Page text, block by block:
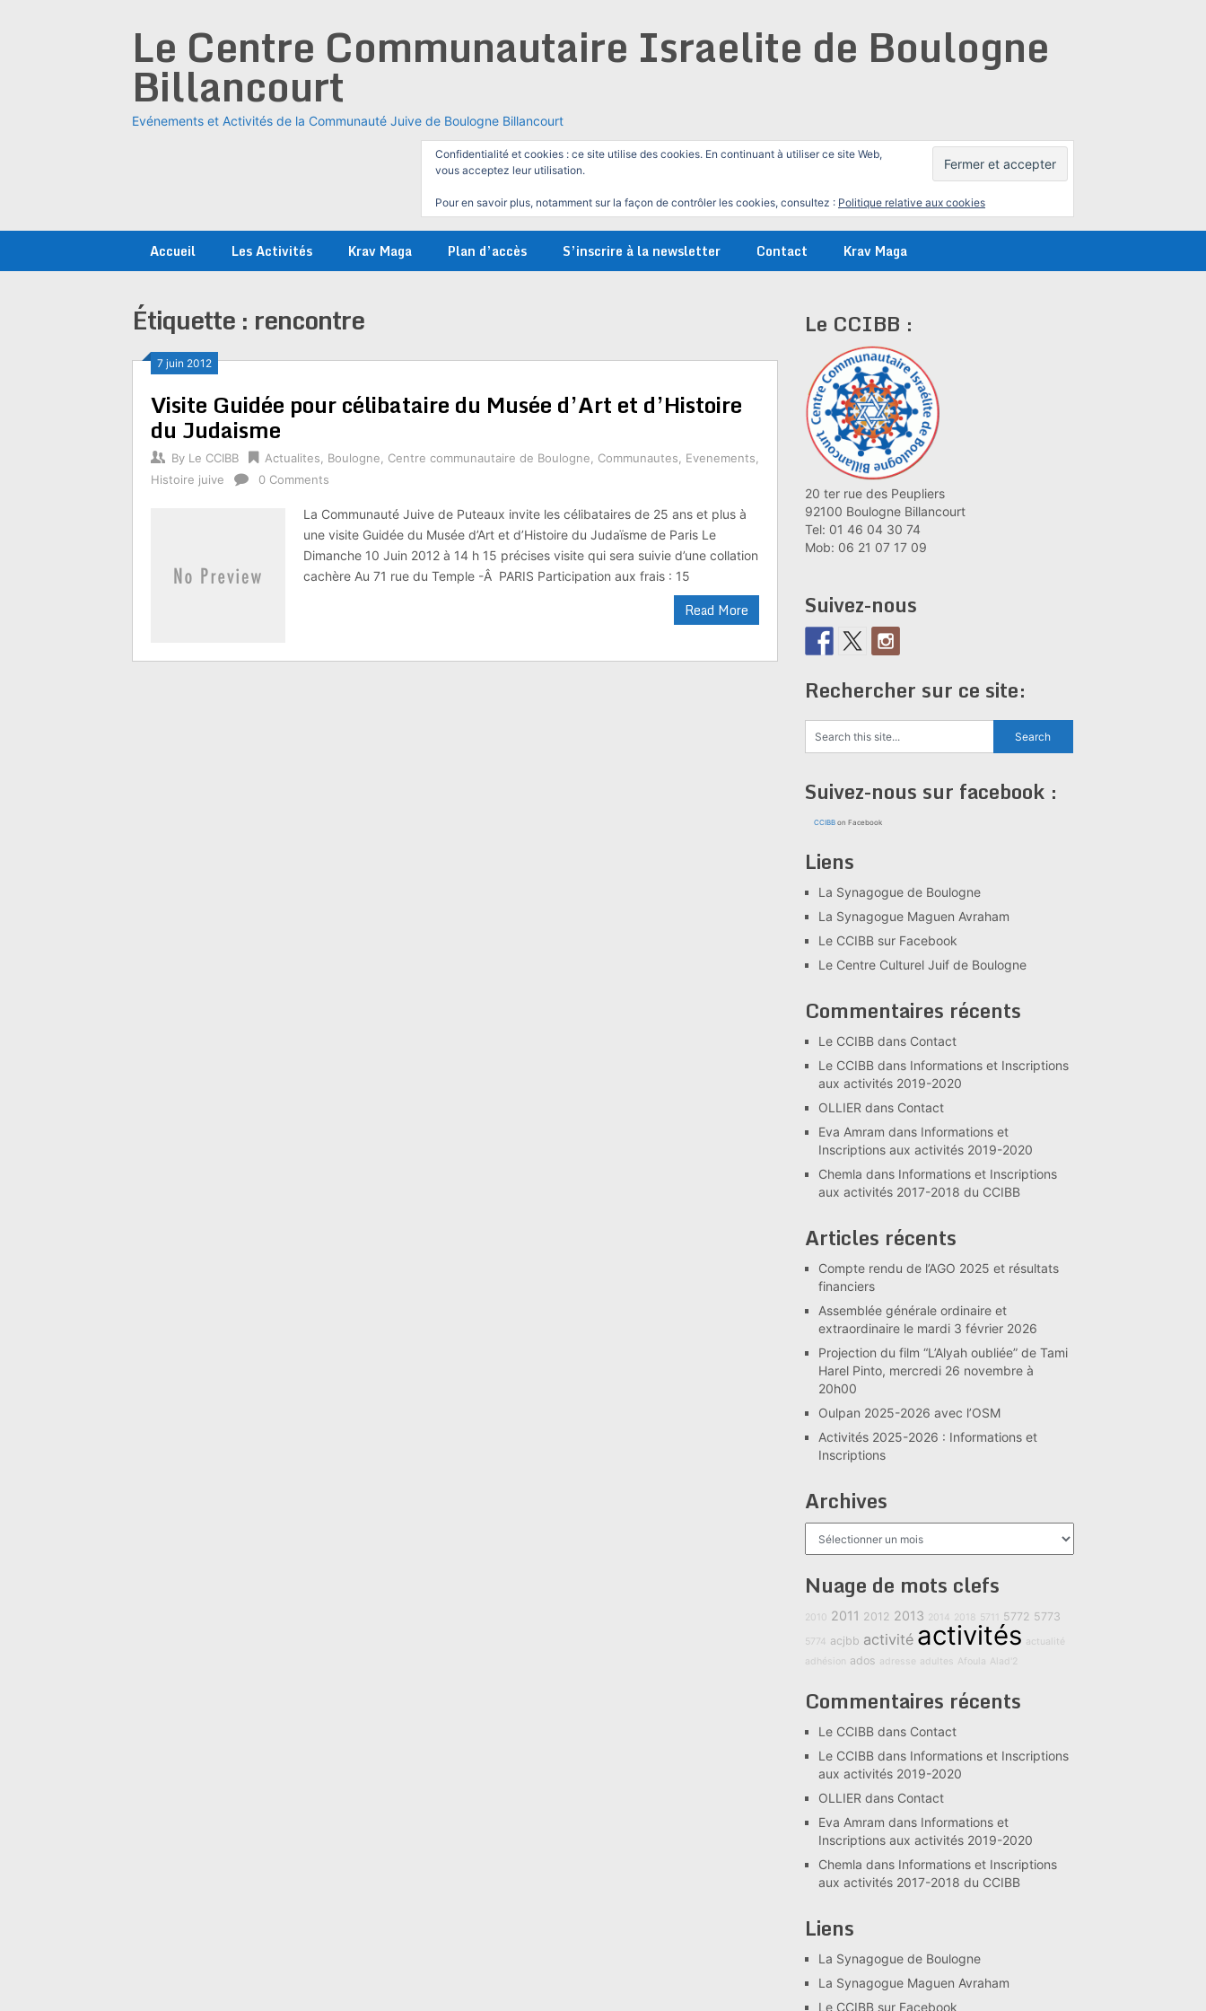
Le Centre Communautaire Israelite de Boulogne
Billancourt
Evénements et Activités de la Communauté Juive de Boulogne Billancourt
Confidentialité et cookies : ce site utilise des cookies. En continuant à utiliser ce site Web,
vous acceptez leur utilisation.
Pour en savoir plus, notamment sur la façon de contrôler les cookies, consultez : Politique relative aux cookies
Accueil Les Activités Krav Maga Plan d’accès S’inscrire à la newsletter Contact Krav Maga
Étiquette : rencontre
7 juin 2012
Visite Guidée pour célibataire du Musée d’Art et d’Histoire
du Judaisme
By Le CCIBB Actualites Boulogne Centre communautaire de Boulogne Communautes Evenements
Histoire juive
0 Comments
La Communauté Juive de Puteaux invite les célibataires de 25 ans et plus à
une visite Guidée du Musée d’Art et d’Histoire du Judaïsme de Paris Le
Dimanche 10 Juin 2012 à 14 h 15 précises visite qui sera suivie d’une collation
cachère Au 71 rue du Temple -Â PARIS Participation aux frais : 15
Read More
Le CCIBB :
20 ter rue des Peupliers
92100 Boulogne Billancourt
Tel: 01 46 04 30 74
Mob: 06 21 07 17 09
Suivez-nous
Rechercher sur ce site:
Suivez-nous sur facebook :
CCIBB on Facebook
Liens
La Synagogue de Boulogne
La Synagogue Maguen Avraham
Le CCIBB sur Facebook
Le Centre Culturel Juif de Boulogne
Commentaires récents
Le CCIBB dans Contact
Le CCIBB dans Informations et Inscriptions
aux activités 2019-2020
OLLIER dans Contact
Eva Amram dans Informations et
Inscriptions aux activités 2019-2020
Chemla dans Informations et Inscriptions
aux activités 2017-2018 du CCIBB
Articles récents
Compte rendu de l’AGO 2025 et résultats
financiers
Assemblée générale ordinaire et
extraordinaire le mardi 3 février 2026
Projection du film “L’Alyah oubliée” de Tami
Harel Pinto, mercredi 26 novembre à
20h00
Oulpan 2025-2026 avec l’OSM
Activités 2025-2026 : Informations et
Inscriptions
Archives
Nuage de mots clefs
2010 2011 2012 2013 2014 2018 5711 5772 5773
5774 acjbb activité activités actualité
adhésion ados adresse adultes Afoula Alad'2
Commentaires récents
Le CCIBB dans Contact
Le CCIBB dans Informations et Inscriptions
aux activités 2019-2020
OLLIER dans Contact
Eva Amram dans Informations et
Inscriptions aux activités 2019-2020
Chemla dans Informations et Inscriptions
aux activités 2017-2018 du CCIBB
Liens
La Synagogue de Boulogne
La Synagogue Maguen Avraham
Le CCIBB sur Facebook